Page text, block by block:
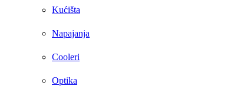
Kućišta
Napajanja
Cooleri
Optika